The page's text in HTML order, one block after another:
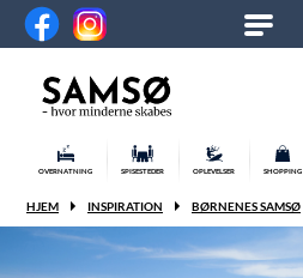
OVERNATNING SPISESTEDER OPLEVELSER SHOPPING
HJEM INSPIRATION BØRNENES SAMSØ